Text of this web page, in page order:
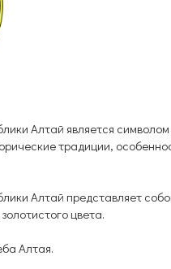
Алтай является
традиции,
Алтай представляет
цвета.
Алтая.